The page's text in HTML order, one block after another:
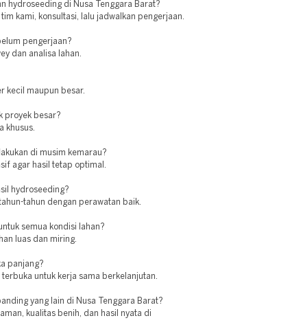
hydroseeding di Nusa Tenggara Barat?
kami, konsultasi, lalu jadwalkan pengerjaan.
pengerjaan?
dan analisa lahan.
kecil maupun besar.
proyek besar?
khusus.
di musim kemarau?
agar hasil tetap optimal.
hydroseeding?
tahun dengan perawatan baik.
semua kondisi lahan?
luas dan miring.
panjang?
untuk kerja sama berkelanjutan.
yang lain di Nusa Tenggara Barat?
kualitas benih, dan hasil nyata di